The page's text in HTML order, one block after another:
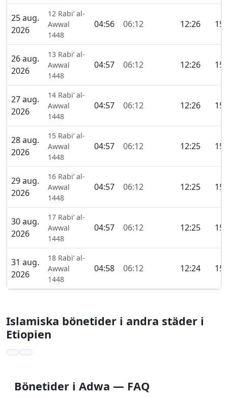
25 aug.
2026
12 Rabi’ al-
Awwal
1448
04:56 06:12 12:26
26 aug.
2026
13 Rabi’ al-
Awwal
1448
04:57 06:12 12:26
27 aug.
2026
14 Rabi’ al-
Awwal
1448
04:57 06:12 12:26
28 aug.
2026
15 Rabi’ al-
Awwal
1448
04:57 06:12 12:25
29 aug.
2026
16 Rabi’ al-
Awwal
1448
04:57 06:12 12:25
30 aug.
2026
17 Rabi’ al-
Awwal
1448
04:57 06:12 12:25
31 aug.
2026
18 Rabi’ al-
Awwal
1448
04:58 06:12 12:24
Islamiska bönetider i andra städer i
Etiopien
Bönetider i Adwa — FAQ